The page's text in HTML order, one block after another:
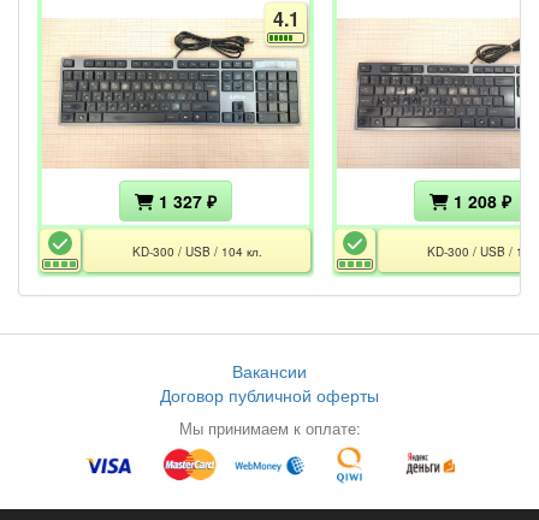
4.1
1 327 ₽
KD-300 / USB / 104 кл.
1 208 ₽
KD-300 / USB / 104
Вакансии
Договор публичной оферты
Мы принимаем к оплате: